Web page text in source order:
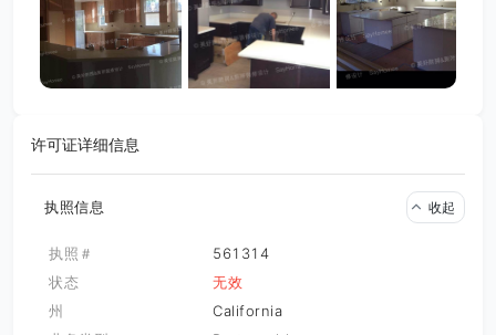
许可证详细信息
执照信息 收起
执照＃
561314
状态
无效
州
California